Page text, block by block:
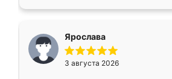
Ярослава
3 августа 2026